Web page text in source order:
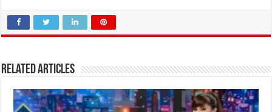
Related Articles